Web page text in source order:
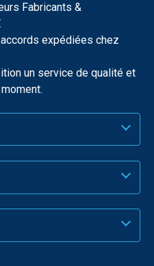
Fabricants &
expédiées chez
un service de qualité et